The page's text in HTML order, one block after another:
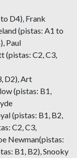
D4), Frank
(pistas: A1 to
Paul
(pistas: C2, C3,
D2), Art
(pistas: B1,
(pistas: B1, B2,
C2, C3,
Newman(pistas:
B1, B2), Snooky